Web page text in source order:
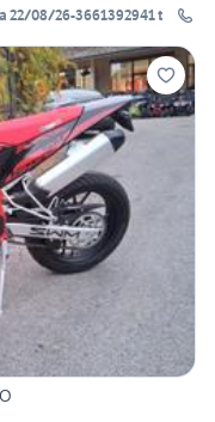
22/08/26-3661392941 t